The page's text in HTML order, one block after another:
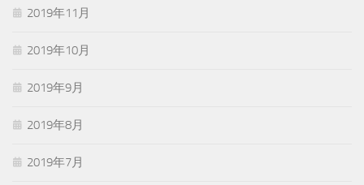
2019年11月
2019年10月
2019年9月
2019年8月
2019年7月